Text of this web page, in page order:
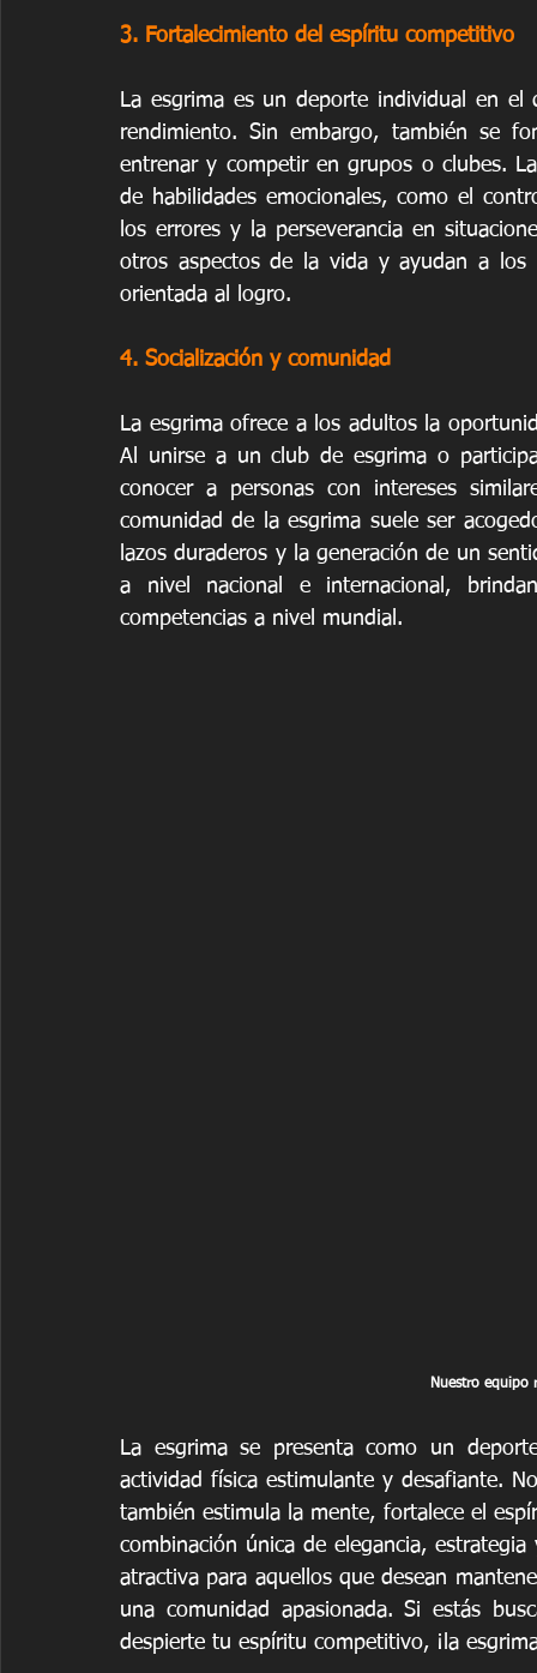
3. Fortalecimiento del espíritu competitivo
La esgrima es un deporte individual en el
rendimiento. Sin embargo, también se
entrenar y competir en grupos o clubes.
de habilidades emocionales, como el
los errores y la perseverancia en
otros aspectos de la vida y ayudan a los
orientada al logro.
4. Socialización y comunidad
La esgrima ofrece a los adultos la
Al unirse a un club de esgrima o
conocer a personas con intereses
comunidad de la esgrima suele ser
lazos duraderos y la generación de un
a nivel nacional e internacional,
competencias a nivel mundial.
Nuestro equipo
La esgrima se presenta como un
actividad física estimulante y desafiante.
también estimula la mente, fortalece el
combinación única de elegancia,
atractiva para aquellos que desean
una comunidad apasionada. Si estás
despierte tu espíritu competitivo, ¡la